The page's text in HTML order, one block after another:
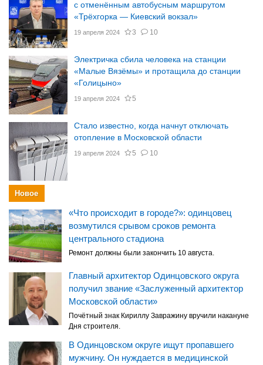
с отменённым автобусным маршрутом
«Трёхгорка — Киевский вокзал»
19 апреля 2024 3 10
Электричка сбила человека на станции
«Малые Вязёмы» и протащила до станции
«Голицыно»
19 апреля 2024 5
Стало известно, когда начнут отключать
отопление в Московской области
19 апреля 2024 5 10
Новое
«Что происходит в городе?»: одинцовец
возмутился срывом сроков ремонта
центрального стадиона
Ремонт должны были закончить 10 августа.
Главный архитектор Одинцовского округа
получил звание «Заслуженный архитектор
Московской области»
Почётный знак Кириллу Завражину вручили накануне
Дня строителя.
В Одинцовском округе ищут пропавшего
мужчину. Он нуждается в медицинской